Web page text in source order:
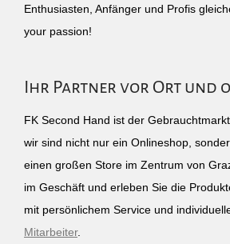
Enthusiasten, Anfänger und Profis
your passion!
Ihr Partner vor Ort und
FK Second Hand ist der
wir sind nicht nur ein Onlineshop,
einen großen Store im Zentrum von
im Geschäft und erleben Sie die
mit persönlichem Service und
Mitarbeiter.